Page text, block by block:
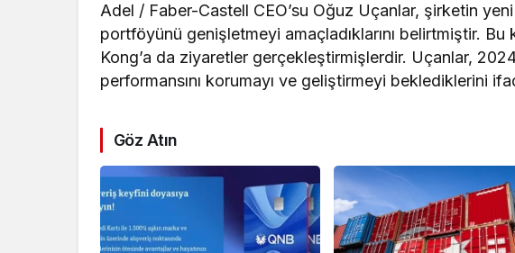
Adel / Faber-Castell CEO’su Oğuz Uçanlar, şirketin
portföyünü genişletmeyi amaçladıklarını belirtmiştir. Bu
Kong’a da ziyaretler gerçekleştirmişlerdir. Uçanlar, 2024
performansını korumayı ve geliştirmeyi beklediklerini
Göz Atın